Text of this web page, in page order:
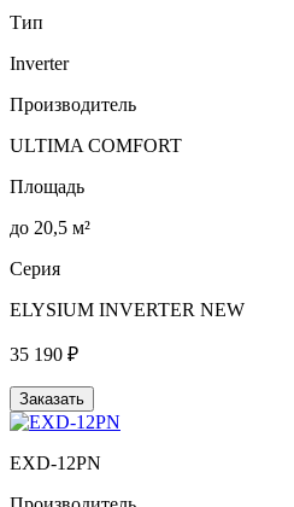
Тип
Inverter
Производитель
ULTIMA COMFORT
Площадь
до 20,5 м²
Серия
ELYSIUM INVERTER NEW
35 190 ₽
Заказать
EXD-12PN